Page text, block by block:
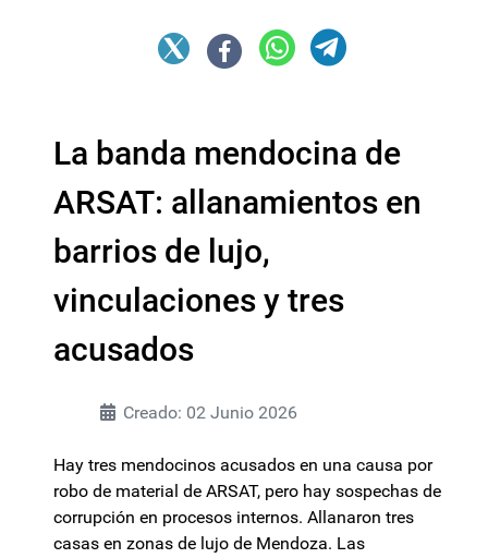
La banda mendocina de
ARSAT: allanamientos en
barrios de lujo,
vinculaciones y tres
acusados
Creado: 02 Junio 2026
Hay tres mendocinos acusados en una causa por
robo de material de ARSAT, pero hay sospechas de
corrupción en procesos internos. Allanaron tres
casas en zonas de lujo de Mendoza. Las